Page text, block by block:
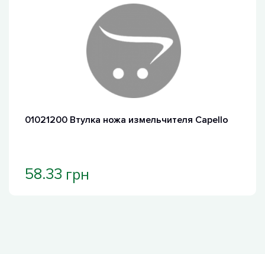
01021200 Втулка ножа измельчителя Capello
58.33 грн